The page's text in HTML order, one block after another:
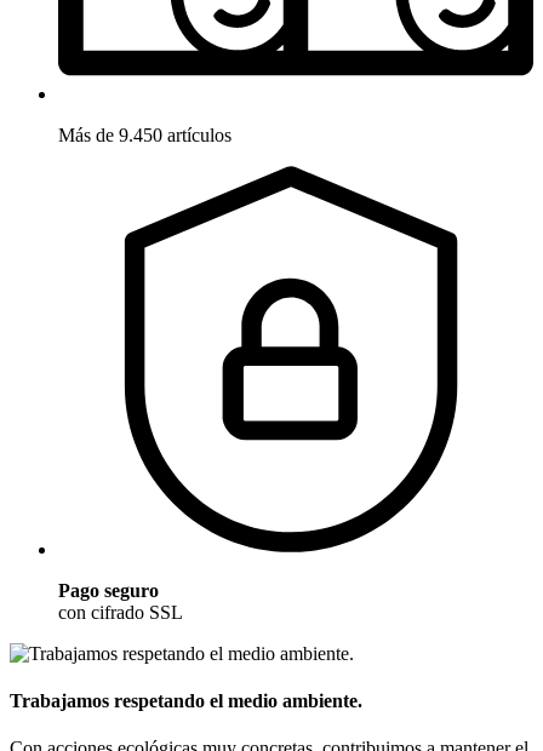
Más de 9.450 artículos
Pago seguro
con cifrado SSL
Trabajamos respetando el medio ambiente.